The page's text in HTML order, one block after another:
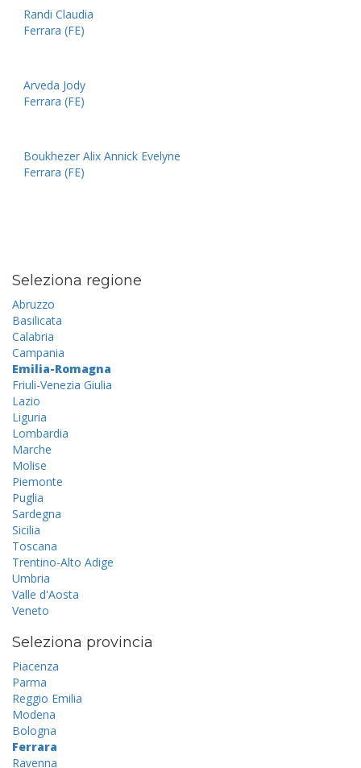
Randi Claudia
Ferrara (FE)
Arveda Jody
Ferrara (FE)
Boukhezer Alix Annick Evelyne
Ferrara (FE)
Seleziona regione
Abruzzo
Basilicata
Calabria
Campania
Emilia-Romagna
Friuli-Venezia Giulia
Lazio
Liguria
Lombardia
Marche
Molise
Piemonte
Puglia
Sardegna
Sicilia
Toscana
Trentino-Alto Adige
Umbria
Valle d'Aosta
Veneto
Seleziona provincia
Piacenza
Parma
Reggio Emilia
Modena
Bologna
Ferrara
Ravenna